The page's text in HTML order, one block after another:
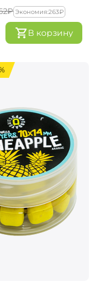
₽ Экономия:‍263‍₽
В корзину